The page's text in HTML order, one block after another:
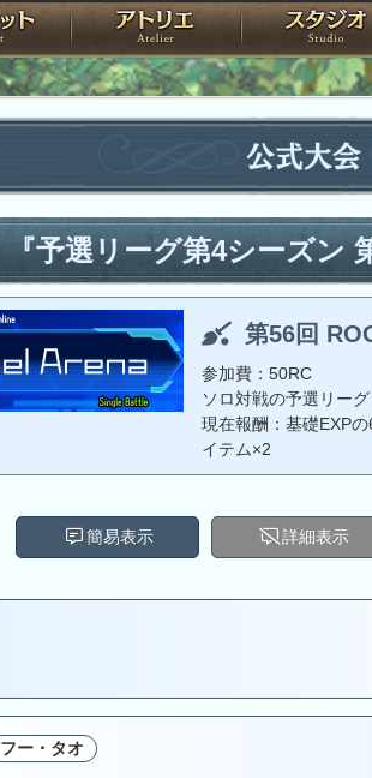
ローレット アトリエ
公式大会
『予選リーグ第4シーズン
第56回
参加費：50RC
ソロ対戦の予選リー
現在報酬：基礎EXP
イテム×2
簡易表示 詳細表示
フー・タオ